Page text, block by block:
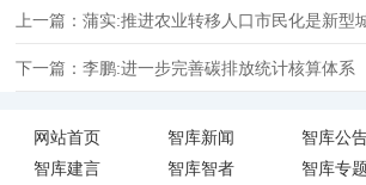
上一篇：蒲实:推进农业转移人口市民化是新型
下一篇：李鹏:进一步完善碳排放统计核算体系
网站首页 智库新闻 智库公
智库建言
智库智者 智库专题